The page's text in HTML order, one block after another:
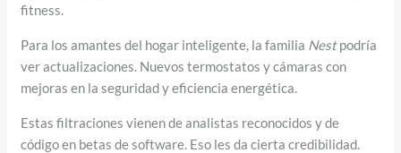
fitness.
Para los amantes del hogar inteligente, la familia Nestpodría
ver actualizaciones. Nuevos termostatos y cámaras con
mejoras en la seguridad y eficiencia energética.
Estas filtraciones vienen de analistas reconocidos y de
código en betas de software. Eso les da cierta credibilidad.